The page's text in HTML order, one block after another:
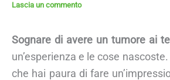
Lascia un commento
Sognare di avere un tumore ai
un’esperienza e le cose
che hai paura di fare